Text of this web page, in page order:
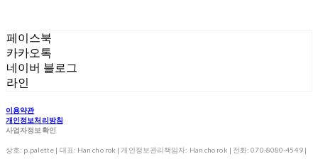
페이스북
카카오톡
네이버 블로그
라인
이용약관
개인정보처리방침
사업자정보확인
상호: p.palette | 대표: Han cho rok | 개인정보관리책임자: Han cho rok | 전화: 070-8080-4549 |